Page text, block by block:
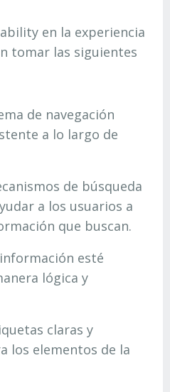
en la experiencia
tomar las siguientes
de navegación
a lo largo de
de búsqueda
a los usuarios a
que buscan.
esté
lógica y
claras y
los elementos de la